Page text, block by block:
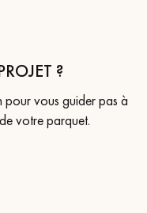
?
vous guider pas à
votre parquet.